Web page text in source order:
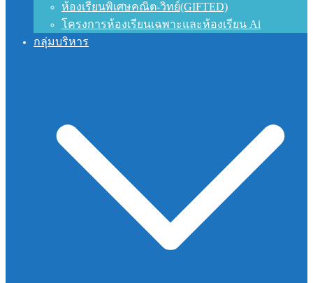
ห้องเรียนพิเศษคณิต-วิทย์(GIFTED)
โครงการห้องเรียนเฉพาะและห้องเรียน Ai
กลุ่มบริหาร